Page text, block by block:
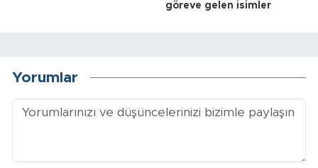
göreve gelen isimler
Yorumlar